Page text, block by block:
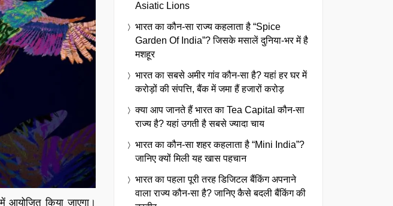
आयोजित किया जाएगा।
Asiatic Lions
भारत का कौन-सा राज्य कहलाता है “Spice
Garden Of India”? जिसके मसालें दुनिया-भर में है
मशहूर
भारत का सबसे अमीर गांव कौन-सा है? यहां हर घर में
करोड़ों की संपत्ति, बैंक में जमा हैं हजारों करोड़
क्या आप जानते हैं भारत का Tea Capital कौन-सा
राज्य है? यहां उगती है सबसे ज्यादा चाय
भारत का कौन-सा शहर कहलाता है “Mini India”?
जानिए क्यों मिली यह खास पहचान
भारत का पहला पूरी तरह डिजिटल बैंकिंग अपनाने
वाला राज्य कौन-सा है? जानिए कैसे बदली बैंकिंग की